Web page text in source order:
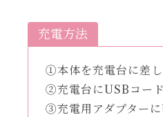
充電方法
①本体を充電台に差し
②充電台にUSBコード
③充電用アダプターに